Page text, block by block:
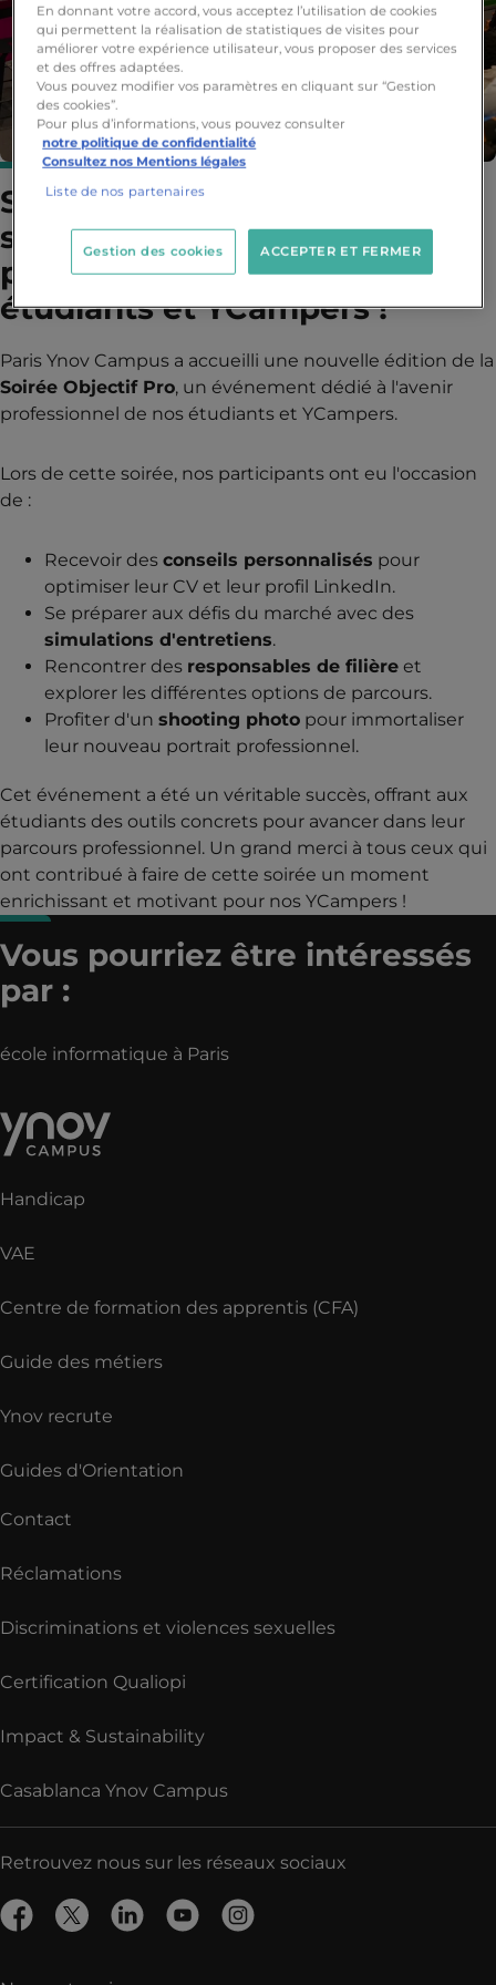
Soirée Objectif Pro : Un
succès pour l'avenir
professionnel de nos
étudiants et YCampers !
Paris Ynov Campus a accueilli une nouvelle édition de la
Soirée Objectif Pro, un événement dédié à l'avenir
professionnel de nos étudiants et YCampers.
Lors de cette soirée, nos participants ont eu l'occasion
de :
Recevoir des conseils personnalisés pour
optimiser leur CV et leur profil LinkedIn.
Se préparer aux défis du marché avec des
simulations d'entretiens.
Rencontrer des responsables de filière et
explorer les différentes options de parcours.
Profiter d'un shooting photo pour immortaliser
leur nouveau portrait professionnel.
Cet événement a été un véritable succès, offrant aux
étudiants des outils concrets pour avancer dans leur
parcours professionnel. Un grand merci à tous ceux qui
ont contribué à faire de cette soirée un moment
enrichissant et motivant pour nos YCampers !
Vous pourriez être intéressés
par :
école informatique à Paris
Handicap
VAE
Centre de formation des apprentis (CFA)
Guide des métiers
Ynov recrute
Guides d'Orientation
Contact
Réclamations
Discriminations et violences sexuelles
Certification Qualiopi
Impact & Sustainability
Casablanca Ynov Campus
Retrouvez nous sur les réseaux sociaux
En donnant votre accord, vous acceptez l’utilisation de cookies
qui permettent la réalisation de statistiques de visites pour
améliorer votre expérience utilisateur, vous proposer des services
et des offres adaptées.
Vous pouvez modifier vos paramètres en cliquant sur “Gestion
des cookies”.
Pour plus d’informations, vous pouvez consulter
notre politique de confidentialité
Consultez nos Mentions légales
Liste de nos partenaires
ACCEPTER ET FERMER
Gestion des cookies